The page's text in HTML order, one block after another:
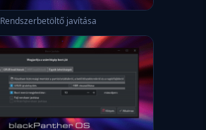
Rendszerbetöltő javítása